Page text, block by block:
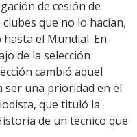
de cesión de
que no lo hacían,
el Mundial. En
de la selección
cambió aquel
ser una prioridad en el
que tituló la
de un técnico que